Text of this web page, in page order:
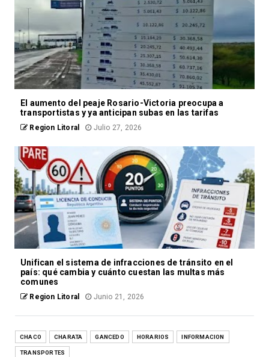
El aumento del peaje Rosario-Victoria preocupa a
transportistas y ya anticipan subas en las tarifas
Region Litoral Julio 27, 2026
Unifican el sistema de infracciones de tránsito en el
país: qué cambia y cuánto cuestan las multas más
comunes
Region Litoral Junio 21, 2026
CHACO CHARATA GANCEDO HORARIOS INFORMACION
TRANSPORTES